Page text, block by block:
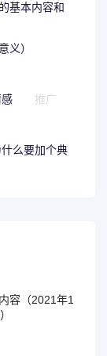
基本内容和
义）
推广
么要加个典
容（2021年1